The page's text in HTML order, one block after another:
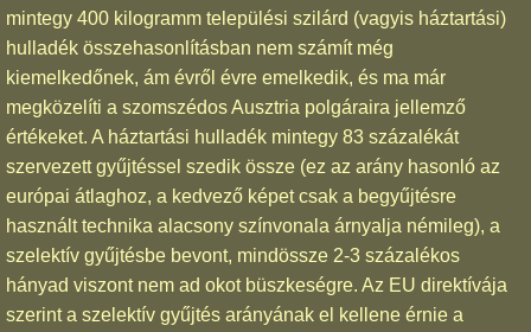
mintegy 400 kilogramm települési szilárd (vagyis háztartási)
hulladék összehasonlításban nem számít még
kiemelkedőnek, ám évről évre emelkedik, és ma már
megközelíti a szomszédos Ausztria polgáraira jellemző
értékeket. A háztartási hulladék mintegy 83 százalékát
szervezett gyűjtéssel szedik össze (ez az arány hasonló az
európai átlaghoz, a kedvező képet csak a begyűjtésre
használt technika alacsony színvonala árnyalja némileg), a
szelektív gyűjtésbe bevont, mindössze 2-3 százalékos
hányad viszont nem ad okot büszkeségre. Az EU direktívája
szerint a szelektív gyűjtés arányának el kellene érnie a